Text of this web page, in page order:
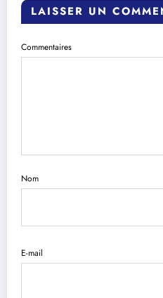
LAISSER UN
Commentaires
Nom
E-mail